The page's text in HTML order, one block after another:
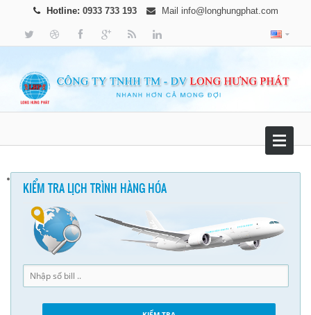
Hotline: 0933 733 193 Mail info@longhungphat.com
KIỂM TRA LỊCH TRÌNH HÀNG HÓA